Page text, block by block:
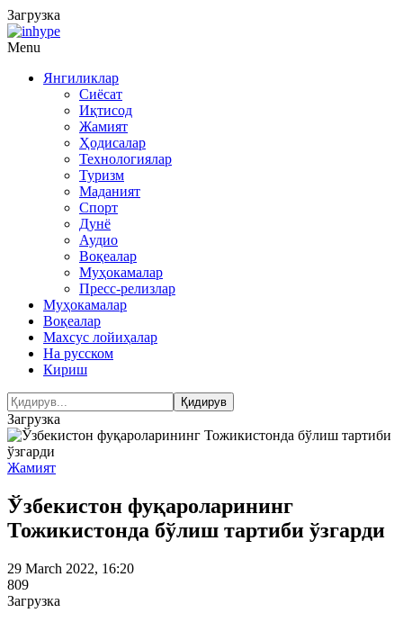
Загрузка
Menu
Янгиликлар
Сиёсат
Иқтисод
Жамият
Ҳодисалар
Технологиялар
Туризм
Маданият
Спорт
Дунё
Аудио
Воқеалар
Муҳокамалар
Пресс-релизлар
Муҳокамалар
Воқеалар
Махсус лойиҳалар
На русском
Кириш
Загрузка
Жамият
Ўзбекистон фуқароларининг
Тожикистонда бўлиш тартиби ўзгарди
29 March 2022, 16:20
809
Загрузка